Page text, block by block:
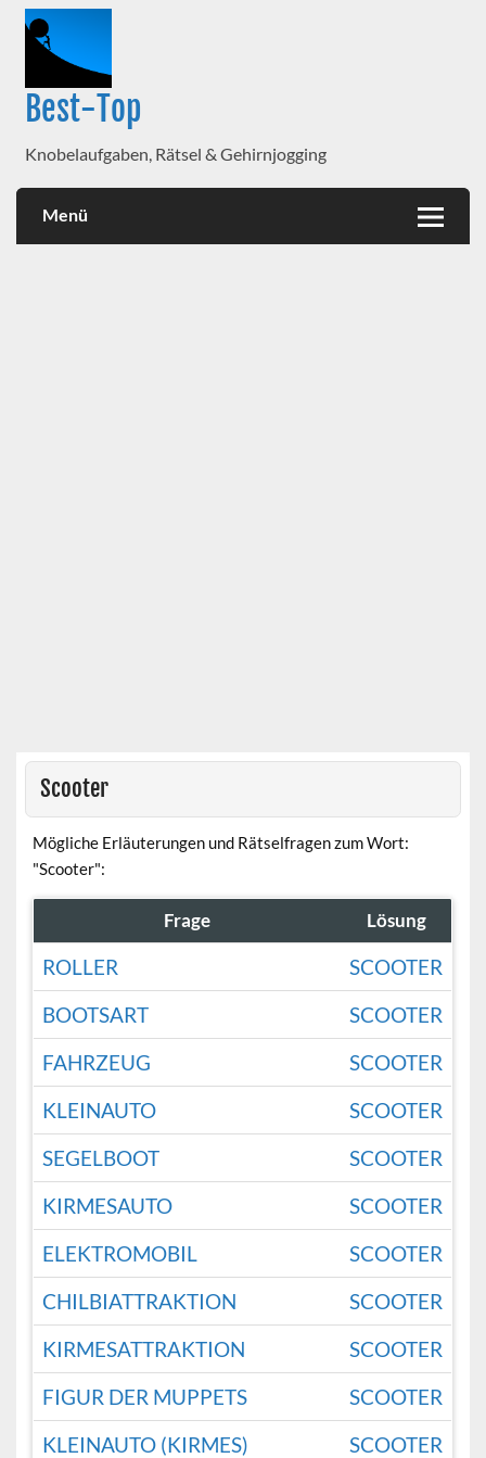
Best-Top
Knobelaufgaben, Rätsel & Gehirnjogging
Menü
Scooter
Mögliche Erläuterungen und Rätselfragen zum Wort:
"Scooter":
Frage Lösung
ROLLER
SCOOTER
BOOTSART
SCOOTER
FAHRZEUG
SCOOTER
KLEINAUTO
SCOOTER
SEGELBOOT
SCOOTER
KIRMESAUTO
SCOOTER
ELEKTROMOBIL
SCOOTER
CHILBIATTRAKTION
SCOOTER
KIRMESATTRAKTION
SCOOTER
FIGUR DER MUPPETS
SCOOTER
KLEINAUTO (KIRMES)
SCOOTER